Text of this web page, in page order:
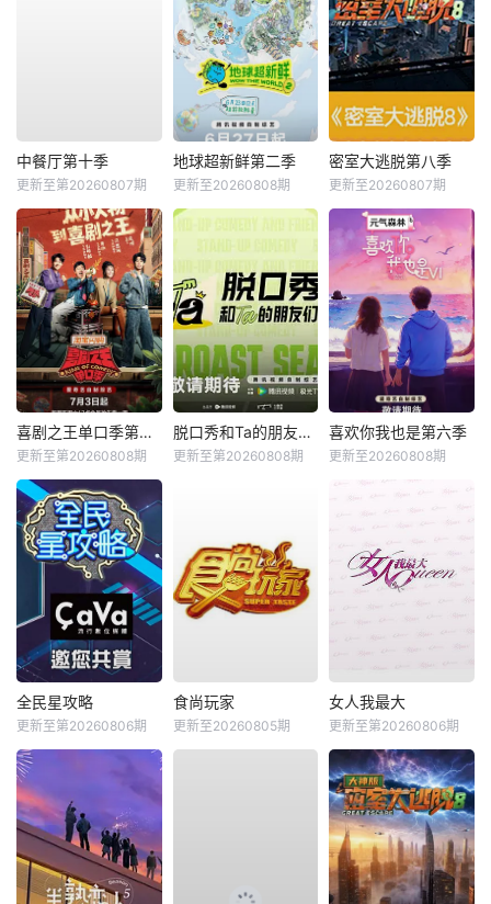
中餐厅第十季
更新至第20260807期
地球超新鲜第二季
更新至20260808期
密室大逃脱第八季
更新至20260807期
喜剧之王单口季第三季
更新至第20260808期
脱口秀和Ta的朋友们第三季
更新至第20260808期
喜欢你我也是第六季
更新至20260808期
全民星攻略
更新至第20260806期
食尚玩家
更新至20260805期
女人我最大
更新至第20260806期